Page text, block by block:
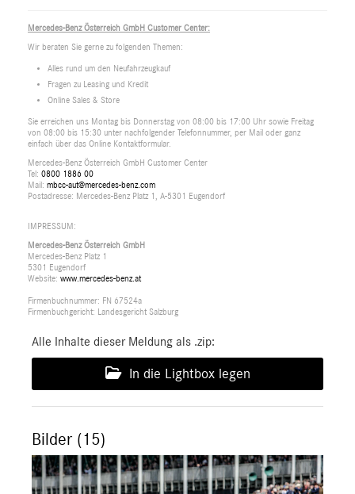
Mercedes-Benz Österreich GmbH Customer Center:
Wir beraten Sie gerne zu folgenden Themen:
Alles rund um den Neufahrzeugkauf
Fragen zu Leasing und Kredit
Online Sales & Store
Sie erreichen uns Montag bis Donnerstag von 08:00 bis 17:00 Uhr sowie Freitag
von 08:00 bis 15:30 unter nachfolgender Telefonnummer, per Mail oder ganz
einfach über das Online Kontaktformular.
Mercedes-Benz Österreich GmbH Customer Center
Tel: 0800 1886 00
Mail: mbcc-aut@mercedes-benz.com
Postadresse: Mercedes-Benz Platz 1, A-5301 Eugendorf
IMPRESSUM:
Mercedes-Benz Österreich GmbH
Mercedes-Benz Platz 1
5301 Eugendorf
Website: www.mercedes-benz.at
Firmenbuchnummer: FN 67524a
Firmenbuchgericht: Landesgericht Salzburg
Alle Inhalte dieser Meldung als .zip:
In die Lightbox legen
Bilder (15)